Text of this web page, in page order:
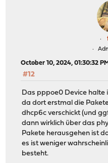
October 10, 2024, 01:30:32 PM
#12
Das pppoe0 Device halte
da dort erstmal die
dhcp6c verschickt (und
dann wirklich über das
Pakete herausgehen ist
es ist weniger
besteht.